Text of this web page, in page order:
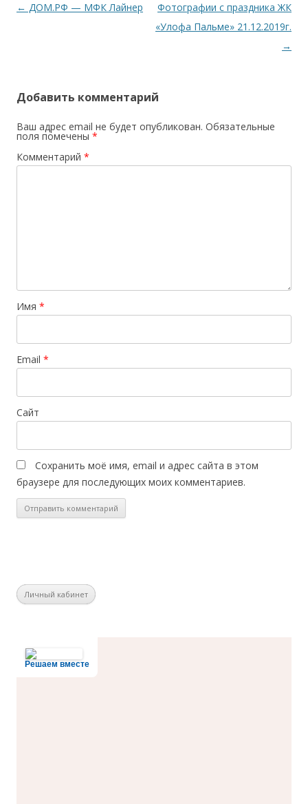
Навигация
← ДОМ.РФ — МФК Лайнер
Фотографии с праздника ЖК
«Улофа Пальме» 21.12.2019г.
→
Добавить комментарий
Ваш адрес email не будет опубликован. Обязательные
поля помечены *
Комментарий *
Имя *
Email *
Сайт
Сохранить моё имя, email и адрес сайта в этом
браузере для последующих моих комментариев.
Личный кабинет
Решаем вместе